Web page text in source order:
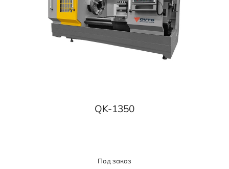
QK-1350
Под заказ